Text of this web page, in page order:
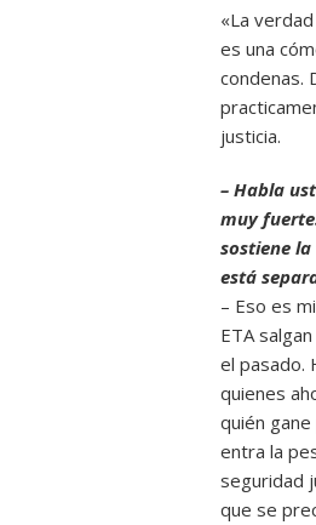
«La
es una
condenas.
justicia.
– Habla
muy
sostiene
está
– Eso es
ETA
el pasado.
quienes
quién
entra la
seguridad
que se